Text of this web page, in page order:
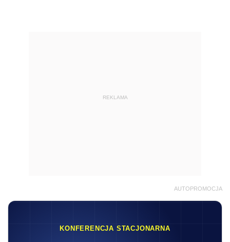
REKLAMA
AUTOPROMOCJA
KONFERENCJA STACJONARNA